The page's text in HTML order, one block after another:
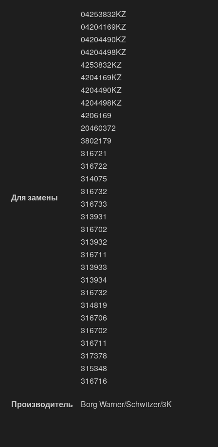
Для замены
04253832KZ
04204169KZ
04204490KZ
04204498KZ
4253832KZ
4204169KZ
4204490KZ
4204498KZ
4206169
20460372
3802179
316721
316722
314075
316732
316733
313931
316702
313932
316711
313933
313934
316732
314819
316706
316702
316711
317378
315348
316716
Производитель Borg Warner/Schwitzer/3K